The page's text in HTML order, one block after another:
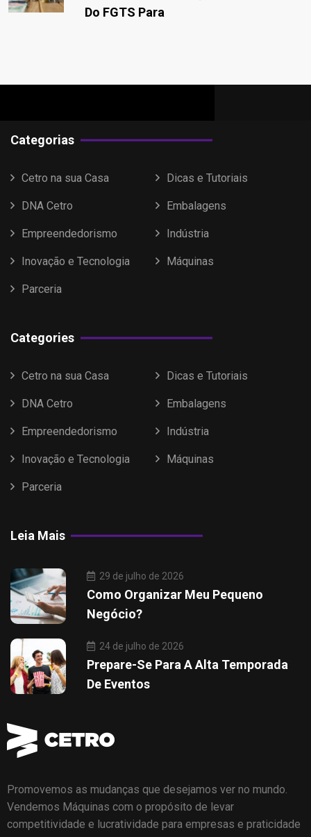
Do FGTS Para
Categorias
Cetro na sua Casa Dicas e Tutoriais
DNA Cetro Embalagens
Empreendedorismo Indústria
Inovação e Tecnologia Máquinas
Parceria
Categories
Cetro na sua Casa Dicas e Tutoriais
DNA Cetro Embalagens
Empreendedorismo Indústria
Inovação e Tecnologia Máquinas
Parceria
Leia Mais
29 de julho de 2026
Como Organizar Meu Pequeno
Negócio?
24 de julho de 2026
Prepare-Se Para A Alta Temporada
De Eventos
Promovemos as mudanças que desejamos ver no mundo.
Vendemos Máquinas com o propósito de levar
competitividade e lucratividade para empresas e praticidade